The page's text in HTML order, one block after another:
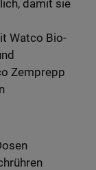
damit sie
Watco Bio-
Zemprepp